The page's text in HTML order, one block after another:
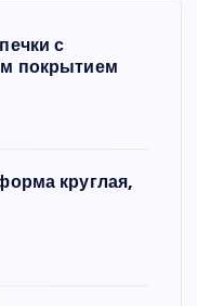
с
покрытием
круглая,